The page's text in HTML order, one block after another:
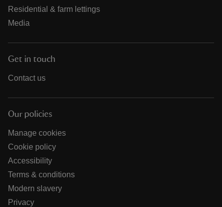
Residential & farm lettings
Media
Get in touch
Contact us
Our policies
Manage cookies
Cookie policy
Accessibility
Terms & conditions
Modern slavery
Privacy